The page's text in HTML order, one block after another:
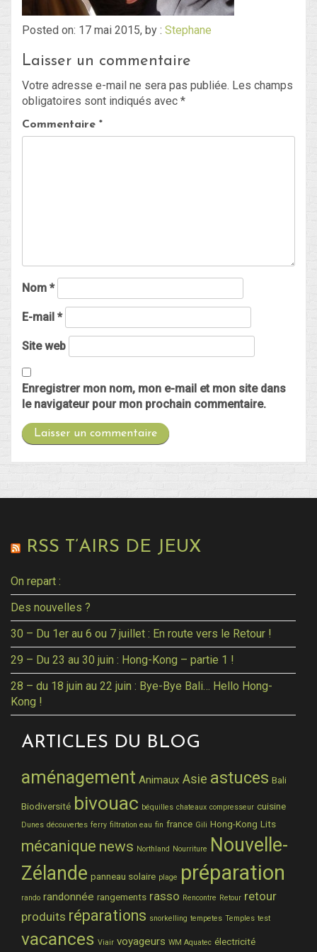
Posted on: 17 mai 2015, by : Stephane
Laisser un commentaire
Votre adresse e-mail ne sera pas publiée. Les champs
obligatoires sont indiqués avec *
Commentaire *
Nom *
E-mail *
Site web
Enregistrer mon nom, mon e-mail et mon site dans
le navigateur pour mon prochain commentaire.
RSS T’AIRS DE JEUX
On repart :
Des nouvelles ?
30 – Du 1er au 6 ou 7 juillet : En route vers le Retour !
29 – Du 23 au 30 juin : Hong-Kong – partie 1 !
28 – du 18 juin au 22 juin : Bye-Bye Bali… Hello Hong-
Kong !
ARTICLES DU BLOG
aménagement Animaux Asie astuces Bali
Biodiversité bivouac béquilles chateaux compresseur cuisine
Dunes découvertes ferry filtration eau fin france Gili Hong-Kong Lits
mécanique news Northland Nourriture Nouvelle-
Zélande panneau solaire plage préparation
rando randonnée rangements rasso Rencontre Retour retour
produits réparations snorkelling tempetes Temples test
vacances Viair voyageurs WM Aquatec électricité